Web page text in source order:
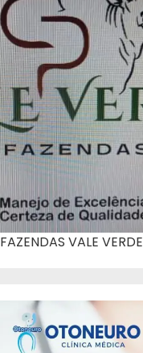
FAZENDAS VALE VERDE